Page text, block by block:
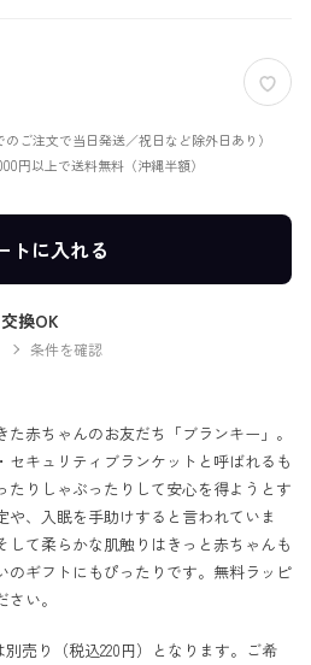
のご注文で当日発送／祝日など除外日あり）
円以上で送料無料（沖縄半額）
トに入れる
換OK
条件を確認
赤ちゃんのお友だち「ブランキー」。
セキュリティブランケットと呼ばれるも
たりしゃぶったりして安心を得ようとす
や、入眠を手助けすると言われていま
して柔らかな肌触りはきっと赤ちゃんも
のギフトにもぴったりです。無料ラッピ
い。
別売り（税込220円）となります。ご希